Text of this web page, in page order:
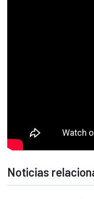
Noticias